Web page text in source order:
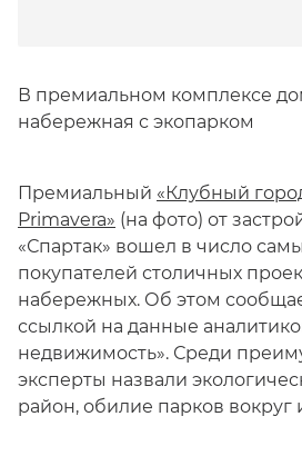
В премиальном комплексе
набережная с экопарком
Премиальный «Клубный
Primavera» (на фото) от
«Спартак» вошел в число
покупателей столичных
набережных. Об этом
ссылкой на данные
недвижимость». Среди
эксперты назвали
район, обилие парков вокруг